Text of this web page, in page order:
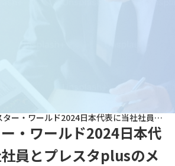
準ミスター・ワールド2024日本代表に当社社員とプレスタplusのメンバーが選ばれました
・ワールド2024日本代
員とプレスタplusのメ